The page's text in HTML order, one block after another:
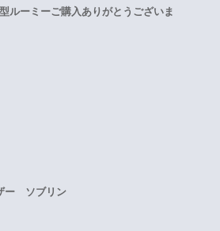
型ルーミーご購入ありがとうございま
ー ソブリン